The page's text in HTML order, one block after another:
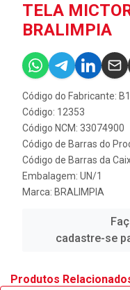
TELA
BRALIMPIA
Código do Fabricante:
Código: 12353
Código NCM: 33074900
Código de Barras do
Código de Barras da
Embalagem: UN/1
Marca: BRALIMPIA
cadastre-se
Produtos